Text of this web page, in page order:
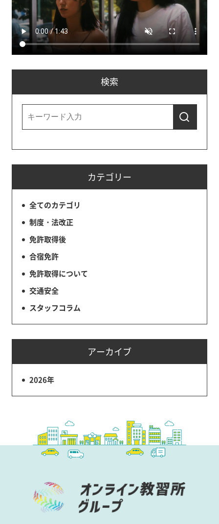
検索
カテゴリー
全てのカテゴリ
制度・法改正
免許取得後
合宿免許
免許取得について
交通安全
スタッフコラム
アーカイブ
2026年